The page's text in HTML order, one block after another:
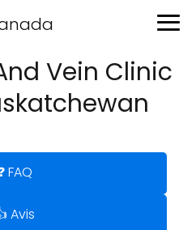
Vein Clinic
FAQ
Avis